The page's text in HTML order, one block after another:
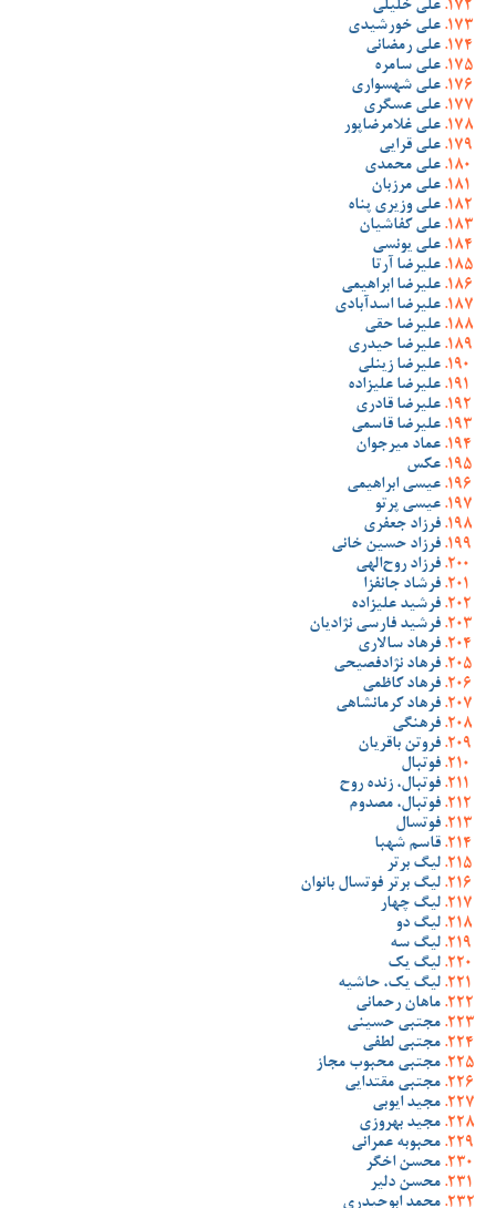
علی خلیلی
علی خورشیدی
علی رمضانی
علی سامره
علی شهسواری
علی عسگری
علی غلامرضاپور
علی قرایی
علی محمدی
علی مرزبان
علی وزیری پناه
علی کفاشیان
علی یونسی
علیرضا آرتا
علیرضا ابراهیمی
علیرضا اسدآبادی
علیرضا حقی
علیرضا حیدری
علیرضا زینلی
علیرضا علیزاده
علیرضا قادری
علیرضا قاسمی
عماد میرجوان
عکس
عیسی ابراهیمی
عیسی پرتو
فرزاد جعفری
فرزاد حسین خانی
فرزاد روح‌الهی
فرشاد جانفزا
فرشید علیزاده
فرشید فارسی نژادیان
فرهاد سالاری
فرهاد نژادفصیحی
فرهاد کاظمی
فرهاد کرمانشاهی
فرهنگی
فروتن باقریان
فوتبال
فوتبال، زنده روح
فوتبال، مصدوم
فوتسال
قاسم شهبا
لیگ برتر
لیگ برتر فوتسال بانوان
لیگ چهار
لیگ دو
لیگ سه
لیگ یک
لیگ یک، حاشیه
ماهان رحمانی
مجتبی حسینی
مجتبی لطفی
مجتبی محبوب مجاز
مجتبی مقتدایی
مجید ایوبی
مجید بهروزی
محبوبه عمرانی
محسن اخگر
محسن دلیر
محمد ابوحیدری